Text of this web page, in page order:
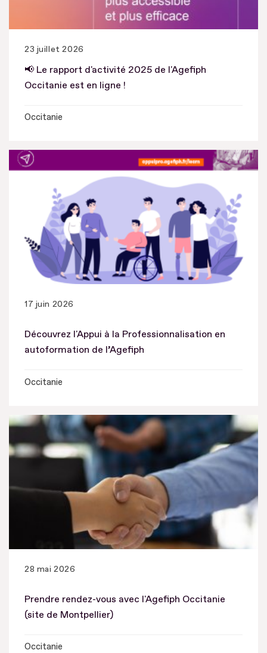
23 juillet 2026
📢 Le rapport d'activité 2025 de l'Agefiph
Occitanie est en ligne !
Occitanie
17 juin 2026
Découvrez l'Appui à la Professionnalisation en
autoformation de l’Agefiph
Occitanie
28 mai 2026
Prendre rendez-vous avec l'Agefiph Occitanie
(site de Montpellier)
Occitanie